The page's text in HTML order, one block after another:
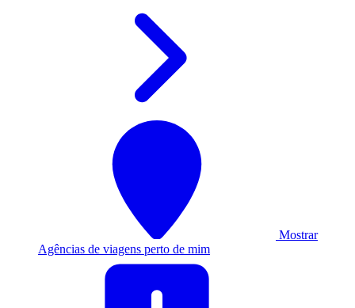
Mostrar
Agências de viagens perto de mim